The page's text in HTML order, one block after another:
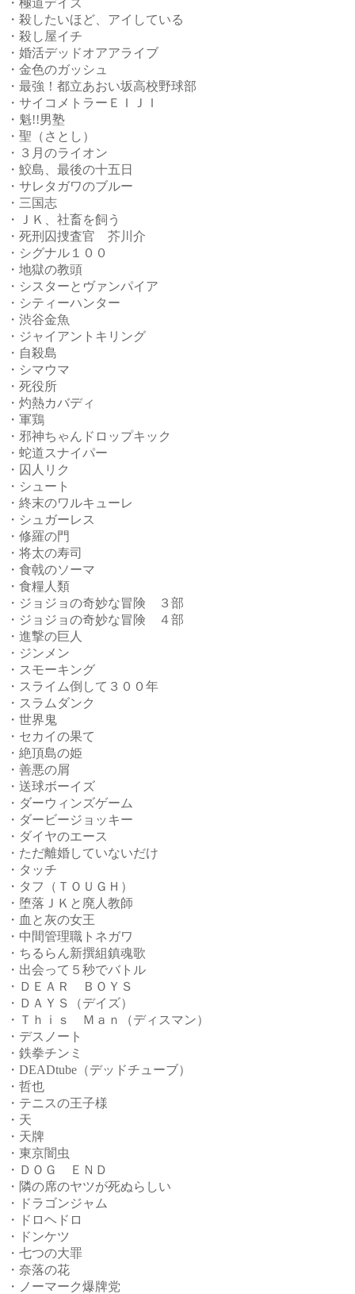
・殺したいほど、アイしている
・殺し屋イチ
・婚活デッドオアアライブ
・金色のガッシュ
・最強！都立あおい坂高校野球部
・サイコメトラーＥＩＪＩ
・魁!!男塾
・聖（さとし）
・３月のライオン
・鮫島、最後の十五日
・サレタガワのブルー
・三国志
・ＪＫ、社畜を飼う
・死刑囚捜査官 芥川介
・シグナル１００
・地獄の教頭
・シスターとヴァンパイア
・シティーハンター
・渋谷金魚
・ジャイアントキリング
・自殺島
・シマウマ
・死役所
・灼熱カバディ
・軍鶏
・邪神ちゃんドロップキック
・蛇道スナイパー
・囚人リク
・シュート
・終末のワルキューレ
・シュガーレス
・修羅の門
・将太の寿司
・食戟のソーマ
・食糧人類
・ジョジョの奇妙な冒険 ３部
・ジョジョの奇妙な冒険 ４部
・進撃の巨人
・ジンメン
・スモーキング
・スライム倒して３００年
・スラムダンク
・世界鬼
・セカイの果て
・絶頂島の姫
・善悪の屑
・送球ボーイズ
・ダーウィンズゲーム
・ダービージョッキー
・ダイヤのエース
・ただ離婚していないだけ
・タッチ
・タフ（ＴＯＵＧＨ）
・堕落ＪＫと廃人教師
・血と灰の女王
・中間管理職トネガワ
・ちるらん新撰組鎮魂歌
・出会って５秒でバトル
・ＤＥＡＲ ＢＯＹＳ
・ＤＡＹＳ（デイズ）
・Ｔｈｉｓ Ｍａｎ（ディスマン）
・デスノート
・鉄拳チンミ
・DEADtube（デッドチューブ）
・哲也
・テニスの王子様
・天
・天牌
・東京闇虫
・ＤＯＧ ＥＮＤ
・隣の席のヤツが死ぬらしい
・ドラゴンジャム
・ドロヘドロ
・ドンケツ
・七つの大罪
・奈落の花
・ノーマーク爆牌党